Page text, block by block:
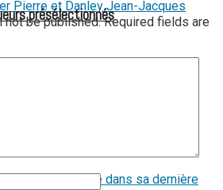
aux Grenadiers Woodensky
Jean-Jacques
présélectionnés
Amputés
not be published. Required fields are